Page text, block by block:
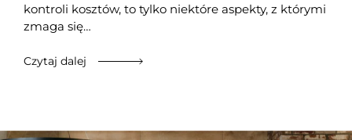
kontroli kosztów, to tylko niektóre aspekty, z którymi
zmaga się…
Czytaj dalej